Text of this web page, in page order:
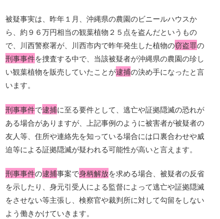
被疑事実は、昨年１月、沖縄県の農園のビニールハウスか
ら、約９６万円相当の観葉植物２５点を盗んだというもの
で、川西警察署が、川西市内で昨年発生した植物の窃盗罪の
刑事事件を捜査する中で、当該被疑者が沖縄県の農園の珍し
い観葉植物を販売していたことが逮捕の決め手になったと言
います。
刑事事件で逮捕に至る要件として、逃亡や証拠隠滅の恐れが
ある場合がありますが、上記事例のように被害者が被疑者の
友人等、住所や連絡先を知っている場合には口裏合わせや威
迫等による証拠隠滅が疑われる可能性が高いと言えます。
刑事事件の逮捕事案で身柄解放を求める場合、被疑者の反省
を示したり、身元引受人による監督によって逃亡や証拠隠滅
をさせない等主張し、検察官や裁判所に対して勾留をしない
よう働きかけていきます。